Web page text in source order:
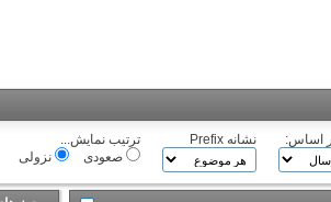
اساس: نشانه Prefix
ترتیب نمایش...
صعودی
نزولی